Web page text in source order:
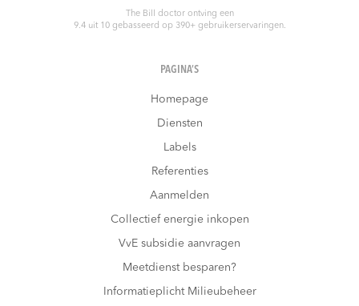
The Bill doctorontving een
9.4uit 10gebasseerd op 390+ gebruikerservaringen.
PAGINA’S
Homepage
Diensten
Labels
Referenties
Aanmelden
Collectief energie inkopen
VvE subsidie aanvragen
Meetdienst besparen?
Informatieplicht Milieubeheer